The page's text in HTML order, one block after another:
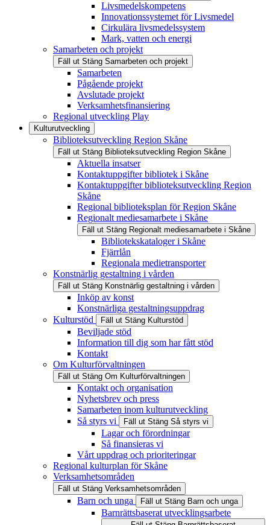
Livsmedelskompetens
Innovationssystemet för Livsmedel
Cirkulära livsmedelssystem
Mark, vatten och energi
Samarbeten och projekt
Fäll ut Stäng Samarbeten och projekt
Samarbeten
Pågående projekt
Avslutade projekt
Verksamhetsfinansiering
Regional utveckling Play
Kulturutveckling
Biblioteksutveckling Region Skåne
Fäll ut Stäng Biblioteksutveckling Region Skåne
Aktuella insatser
Kontaktuppgifter bibliotek i Skåne
Kontaktuppgifter biblioteksutveckling Region
Skåne
Regional biblioteksplan för Region Skåne
Regionalt mediesamarbete i Skåne
Fäll ut Stäng Regionalt mediesamarbete i Skåne
Bibliotekskataloger i Skåne
Fjärrlån
Regionala medietransporter
Konstnärlig gestaltning i vården
Fäll ut Stäng Konstnärlig gestaltning i vården
Inköp av konst
Konstnärliga gestaltningsuppdrag
Kulturstöd
Fäll ut Stäng Kulturstöd
Beviljade stöd
Information till dig som har fått stöd
Kontakt
Om Kulturförvaltningen
Fäll ut Stäng Om Kulturförvaltningen
Kontakt och organisation
Nyhetsbrev och press
Samarbeten inom kulturutveckling
Så styrs vi
Fäll ut Stäng Så styrs vi
Lagar och förordningar
Så finansieras vi
Vårt uppdrag och prioriteringar
Regional kulturplan för Skåne
Verksamhetsområden
Fäll ut Stäng Verksamhetsområden
Barn och unga Fäll ut Stäng Barn och unga
Barnrättsbaserat utvecklingsarbete